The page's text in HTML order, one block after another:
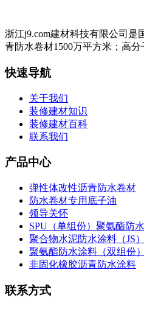
浙江j9.com建材科技有限公司
青防水卷材1500万平方米；高
快速导航
关于我们
装修建材知识
装修建材百科
联系我们
产品中心
弹性体改性沥青防水卷材
防水卷材专用底子油
领导关怀
SPU（单组份）聚氨酯防
聚合物水泥防水涂料（JS）
聚氨酯防水涂料（双组份）
非固化橡胶沥青防水涂料
联系方式